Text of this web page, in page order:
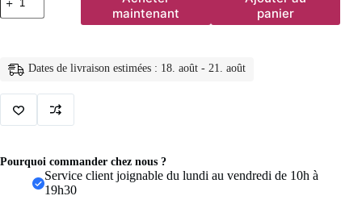
de
1
bijoux
pour
boucles
bagues
maintenant
panier
Dates de livraison estimées : 18. août - 21. août
Pourquoi commander chez nous ?
Service client joignable du lundi au vendredi de 10h à
19h30